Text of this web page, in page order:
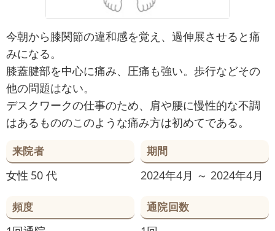
今朝から膝関節の違和感を覚え、過伸展させると痛
みになる。
膝蓋腱部を中心に痛み、圧痛も強い。歩行などその
他の問題はない。
デスクワークの仕事のため、肩や腰に慢性的な不調
はあるもののこのような痛み方は初めてである。
来院者
女性 50 代
期間
2024年4月 ～ 2024年4月
頻度 通院回数